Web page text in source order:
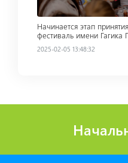
Начинается этап
фестиваль имени Гагика
2025-02-05 13:48:32